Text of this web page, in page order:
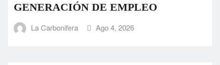
GENERACIÓN DE EMPLEO
La Carbonifera Ago 4, 2026